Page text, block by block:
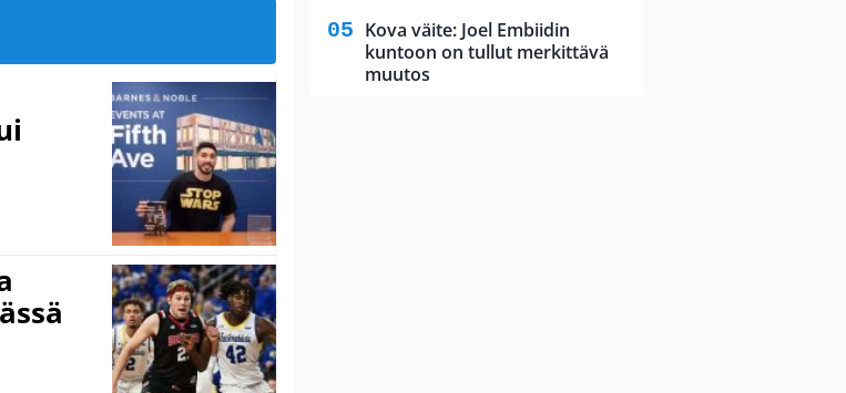
Kova väite: Joel Embiidin
kuntoon on tullut merkittävä
muutos